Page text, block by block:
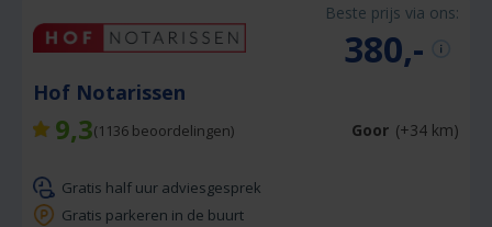
Beste prijs via ons:
380,-
Hof Notarissen
9,3(1136 beoordelingen) Goor (+34 km)
Gratis half uur adviesgesprek
Gratis parkeren in de buurt